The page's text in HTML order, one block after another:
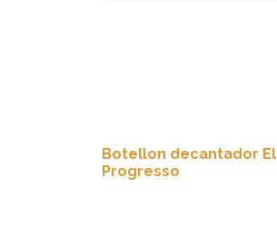
Botellon decantador El
Progresso